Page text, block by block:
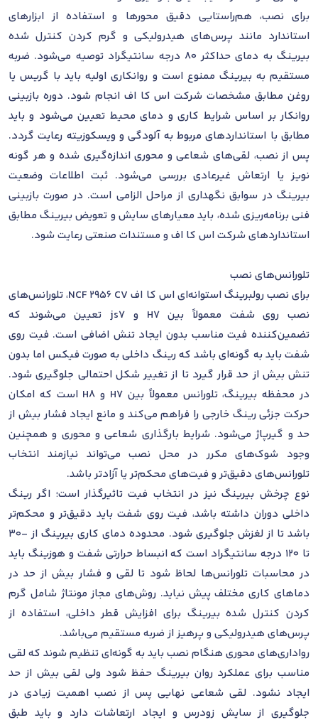
برای نصب، هم‌راستایی دقیق محورها و استفاده از ابزارهای
استاندارد مانند پرس‌های هیدرولیکی و گرم کردن کنترل شده
بیرینگ به دمای حداکثر 80 درجه سانتیگراد توصیه می‌شود. ضربه
مستقیم به بیرینگ ممنوع است و روانکاری اولیه باید با گریس یا
روغن مطابق مشخصات شرکت اس کا اف انجام شود. دوره بازبینی
روانکار بر اساس شرایط کاری و دمای محیط تعیین می‌شود و باید
مطابق با استانداردهای مربوط به آلودگی و ویسکوزیته رعایت گردد.
پس از نصب، لقی‌های شعاعی و محوری اندازه‌گیری شده و هر گونه
نویز یا ارتعاش غیرعادی بررسی می‌شود. ثبت اطلاعات وضعیت
بیرینگ در سوابق نگهداری از مراحل الزامی است. در صورت بازبینی
فنی برنامه‌ریزی شده، باید معیارهای سایش و تعویض بیرینگ مطابق
استانداردهای شرکت اس کا اف و مستندات صنعتی رعایت شود.
تلورانس‌های نصب
برای نصب رولبرینگ استوانه‌ای اس کا اف NCF 2956 CV، تلورانس‌های
نصب روی شفت معمولاً بین H7 و js7 تعیین می‌شوند که
تضمین‌کننده فیت مناسب بدون ایجاد تنش اضافی است. فیت روی
شفت باید به گونه‌ای باشد که رینگ داخلی به صورت فیکس اما بدون
تنش بیش از حد قرار گیرد تا از تغییر شکل احتمالی جلوگیری شود.
در محفظه بیرینگ، تلورانس معمولاً بین H7 و H8 است که امکان
حرکت جزئی رینگ خارجی را فراهم می‌کند و مانع ایجاد فشار بیش از
حد و گیرپاژ می‌شود. شرایط بارگذاری شعاعی و محوری و همچنین
وجود شوک‌های مکرر در محل نصب می‌تواند نیازمند انتخاب
تلورانس‌های دقیق‌تر و فیت‌های محکم‌تر یا آزادتر باشد.
نوع چرخش بیرینگ نیز در انتخاب فیت تاثیرگذار است؛ اگر رینگ
داخلی دوران داشته باشد، فیت روی شفت باید دقیق‌تر و محکم‌تر
باشد تا از لغزش جلوگیری شود. محدوده دمای کاری بیرینگ از -30
تا 120 درجه سانتیگراد است که انبساط حرارتی شفت و هوزینگ باید
در محاسبات تلورانس‌ها لحاظ شود تا لقی و فشار بیش از حد در
دماهای کاری مختلف پیش نیاید. روش‌های مجاز مونتاژ شامل گرم
کردن کنترل شده بیرینگ برای افزایش قطر داخلی، استفاده از
پرس‌های هیدرولیکی و پرهیز از ضربه مستقیم می‌باشد.
رواداری‌های محوری هنگام نصب باید به گونه‌ای تنظیم شوند که لقی
مناسب برای عملکرد روان بیرینگ حفظ شود ولی لقی بیش از حد
ایجاد نشود. لقی شعاعی نهایی پس از نصب اهمیت زیادی در
جلوگیری از سایش زودرس و ایجاد ارتعاشات دارد و باید طبق